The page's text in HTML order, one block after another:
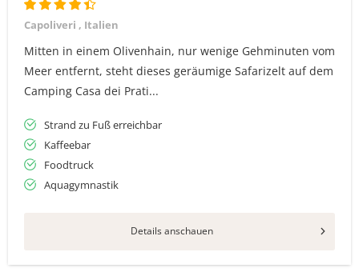
Capoliveri , Italien
Mitten in einem Olivenhain, nur wenige Gehminuten vom
Meer entfernt, steht dieses geräumige Safarizelt auf dem
Camping Casa dei Prati...
Strand zu Fuß erreichbar
Kaffeebar
Foodtruck
Aquagymnastik
Details anschauen